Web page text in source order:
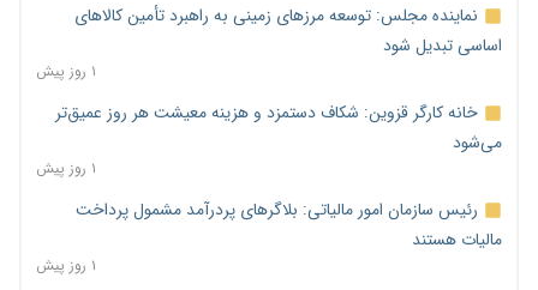
نماینده مجلس: توسعه مرزهای زمینی به راهبرد تأمین کالاهای
اساسی تبدیل شود
۱ روز پیش
خانه کارگر قزوین: شکاف دستمزد و هزینه معیشت هر روز عمیق‌تر
می‌شود
۱ روز پیش
رئیس سازمان امور مالیاتی: بلاگرهای پردرآمد مشمول پرداخت
مالیات هستند
۱ روز پیش